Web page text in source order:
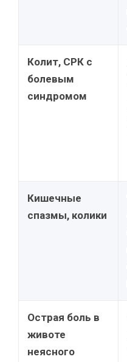
Колит, СРК с
болевым
синдромом
Кишечные
спазмы, колики
Острая боль в
животе
неясного